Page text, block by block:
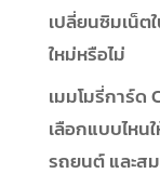
เปลี่ยนซิมเน็ต
ใหม่หรือไม่
เมมโมรี่การ์ด
เลือกแบบไหน
รถยนต์ และส